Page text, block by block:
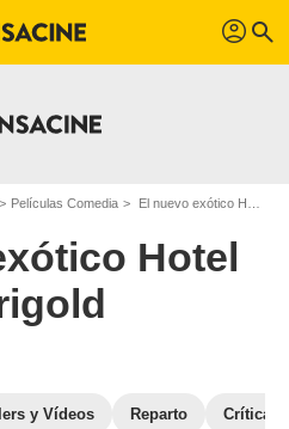
profil search
Películas Comedia El nuevo exótico Hotel Marigold
Hotel
y Vídeos Reparto Críticas